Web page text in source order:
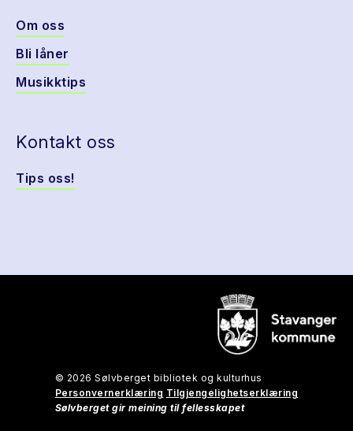
Om oss
Bli låner
Musikktips
Kontakt oss
Tips oss!
© 2026 Sølvberget bibliotek og kulturhus
Personvernerklæring Tilgjengelighetserklæring
Sølvberget gir meining til fellesskapet